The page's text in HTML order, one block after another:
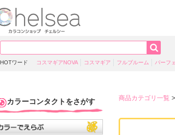
HOTワード コスマギアNOVA コスマギア フルブルーム パーフ
カラーコンタクトをさがす 商品カテゴリ一覧 >